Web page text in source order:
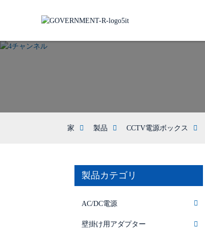
家 製品 CCTV電源ボックス
製品カテゴリ
AC/DC電源
壁掛け用アダプター